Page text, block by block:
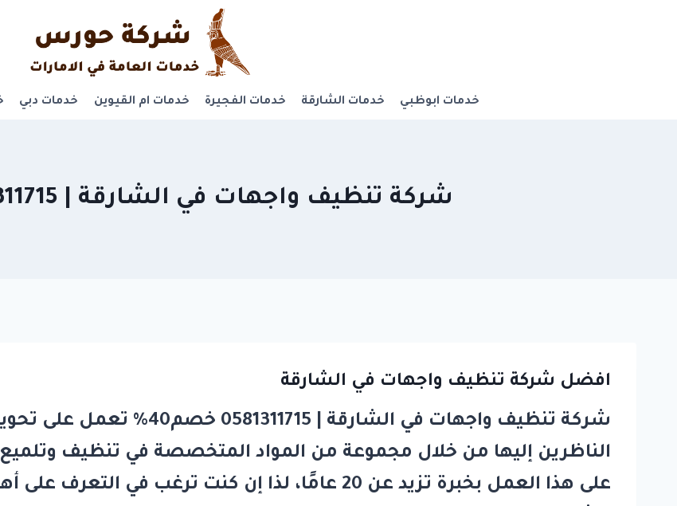
خدمات ابوظبي خدمات الشارقة خدمات الفجيرة خدمات ام القيوين خدمات دبي
شركة تنظيف واجهات في الشارقة | 0581311715 خصم40%
افضل شركة تنظيف واجهات في الشارقة
شركة تنظيف واجهات في الشارقة | 0581311715 خصم40%
تعمل على
الناظرين إليها من خلال مجموعة من المواد المتخصصة في تنظيف وتلميع
على هذا العمل بخبرة تزيد عن 20 عامًا، لذا إن كنت ترغب في التعرف على أهم خدمات